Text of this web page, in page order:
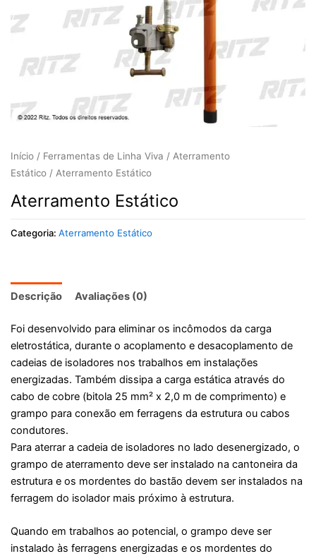
Início/ Ferramentas de Linha Viva / Aterramento
Estático/ Aterramento Estático
Aterramento Estático
Categoria: Aterramento Estático
Descrição Avaliações (0)
Foi desenvolvido para eliminar os incômodos da carga
eletrostática, durante o acoplamento e desacoplamento de
cadeias de isoladores nos trabalhos em instalações
energizadas. Também dissipa a carga estática através do
cabo de cobre (bitola 25 mm² x 2,0 m de comprimento) e
grampo para conexão em ferragens da estrutura ou cabos
condutores.
Para aterrar a cadeia de isoladores no lado desenergizado, o
grampo de aterramento deve ser instalado na cantoneira da
estrutura e os mordentes do bastão devem ser instalados na
ferragem do isolador mais próximo à estrutura.
Quando em trabalhos ao potencial, o grampo deve ser
instalado às ferragens energizadas e os mordentes do